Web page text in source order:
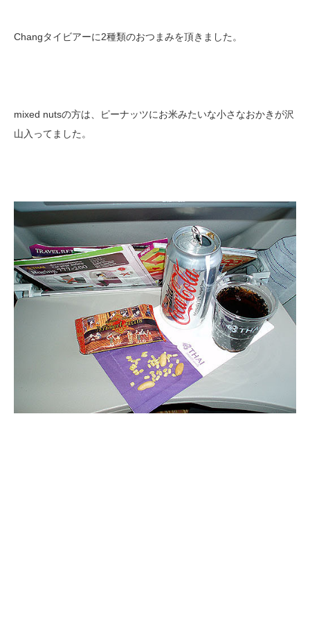
Changタイビアーに2種類のおつまみを頂きました。
mixed nutsの方は、ピーナッツにお米みたいな小さなおかきが沢
山入ってました。